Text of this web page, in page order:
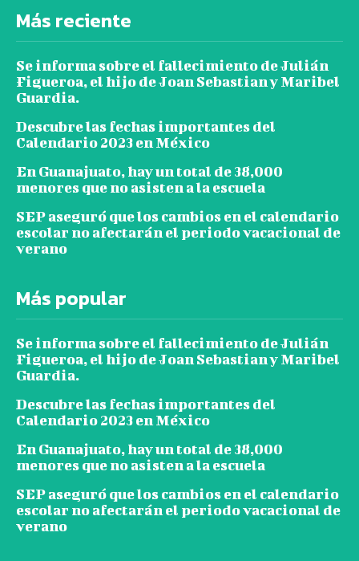
Más reciente
Se informa sobre el fallecimiento de Julián
Figueroa, el hijo de Joan Sebastian y Maribel
Guardia.
Descubre las fechas importantes del
Calendario 2023 en México
En Guanajuato, hay un total de 38,000
menores que no asisten a la escuela
SEP aseguró que los cambios en el calendario
escolar no afectarán el periodo vacacional de
verano
Más popular
Se informa sobre el fallecimiento de Julián
Figueroa, el hijo de Joan Sebastian y Maribel
Guardia.
Descubre las fechas importantes del
Calendario 2023 en México
En Guanajuato, hay un total de 38,000
menores que no asisten a la escuela
SEP aseguró que los cambios en el calendario
escolar no afectarán el periodo vacacional de
verano